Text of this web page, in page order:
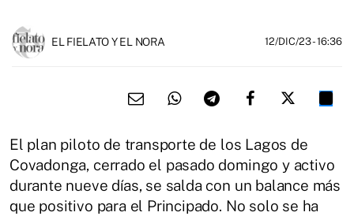
EL FIELATO Y EL NORA 12/DIC/23- 16:36
El plan piloto de transporte de los Lagos de
Covadonga, cerrado el pasado domingo y activo
durante nueve días, se salda con un balance más
que positivo para el Principado. No solo se ha